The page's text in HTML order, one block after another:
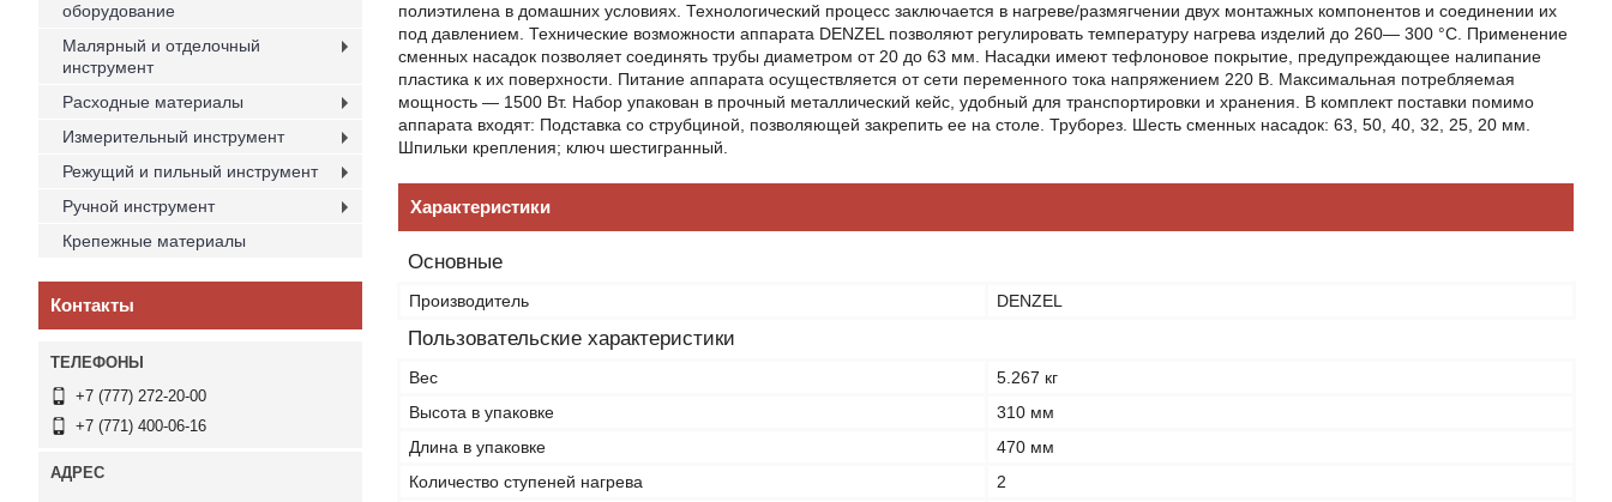
полиэтилена в домашних условиях. Технологический процесс заключается в нагреве/размягчении двух монтажных компонентов и соединении их
под давлением. Технические возможности аппарата DENZEL позволяют регулировать температуру нагрева изделий до 260— 300 °С. Применение
сменных насадок позволяет соединять трубы диаметром от 20 до 63 мм. Насадки имеют тефлоновое покрытие, предупреждающее налипание
пластика к их поверхности. Питание аппарата осуществляется от сети переменного тока напряжением 220 В. Максимальная потребляемая
мощность — 1500 Вт. Набор упакован в прочный металлический кейс, удобный для транспортировки и хранения. В комплект поставки помимо
аппарата входят: Подставка со струбциной, позволяющей закрепить ее на столе. Труборез. Шесть сменных насадок: 63, 50, 40, 32, 25, 20 мм.
Шпильки крепления; ключ шестигранный.
Характеристики
Основные
Производитель DENZEL
Пользовательские характеристики
Вес
5.267 кг
Высота в упаковке
310 мм
Длина в упаковке
470 мм
Количество ступеней нагрева
2
оборудование
Малярный и отделочный
инструмент
Расходные материалы
Измерительный инструмент
Режущий и пильный инструмент
Ручной инструмент
Крепежные материалы
Контакты
+7 (777) 272-20-00
+7 (771) 400-06-16